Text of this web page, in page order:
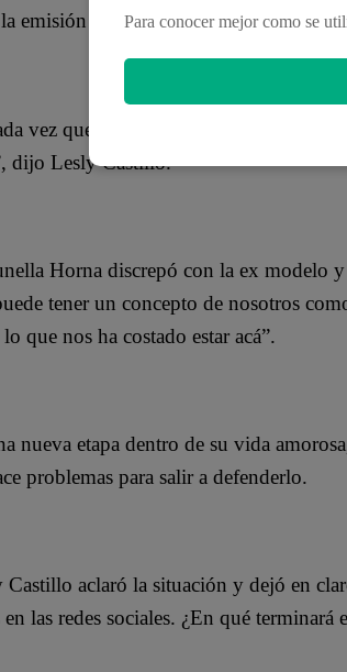
emisión del programa Espectáculos.
vez que lo veo en una fiesta o algún
dijo Lesly Castillo.
Horna discrepó con la ex modelo
tener un concepto de nosotros
que nos ha costado estar acá”.
nueva etapa dentro de su vida
problemas para salir a defenderlo.
aclaró la situación y dejó en
las redes sociales. ¿En qué terminará
Para conocer mejor como se